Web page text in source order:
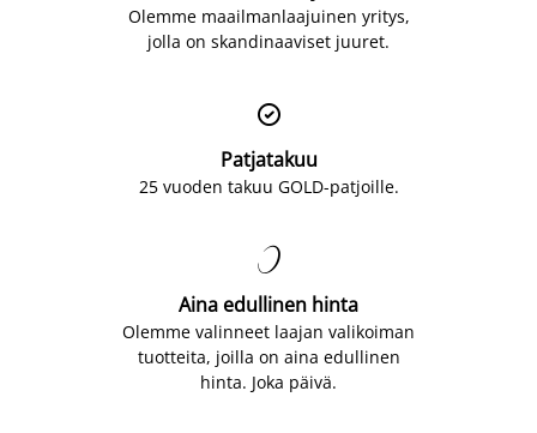
Olemme maailmanlaajuinen yritys,
jolla on skandinaaviset juuret.

Patjatakuu
25 vuoden takuu GOLD-patjoille.

Aina edullinen hinta
Olemme valinneet laajan valikoiman
tuotteita, joilla on aina edullinen
hinta. Joka päivä.